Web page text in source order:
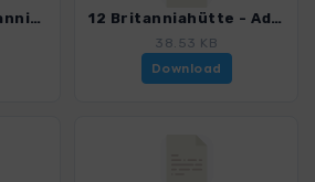
11 Saas-Fee - Britanniahütte.gpx 12 Britanniahütte - Adlerpass - Zermatt.gpx
38.53 KB
Download